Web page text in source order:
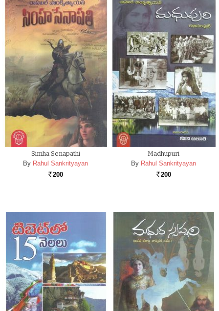
Simha Senapathi
By Rahul Sankrityayan
Rs. 200
Madhupuri
By Rahul Sankrityayan
Rs. 200